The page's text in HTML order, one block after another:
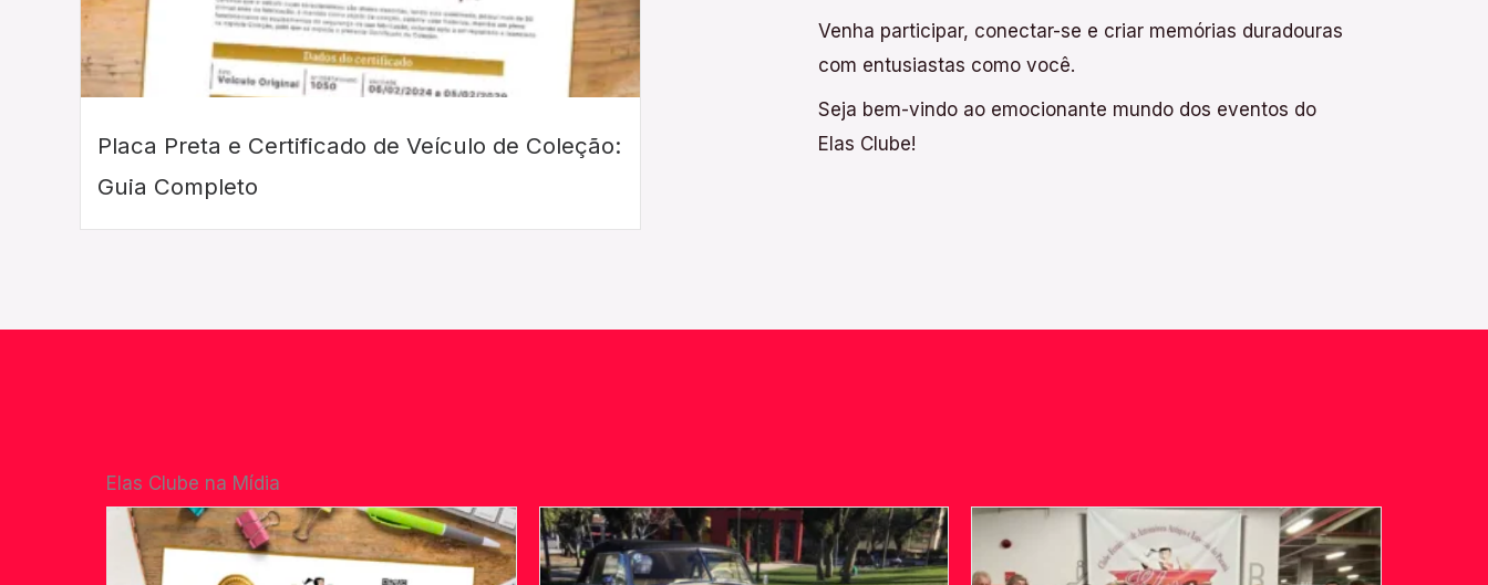
Placa Preta e Certificado de Veículo de Coleção:
Guia Completo
Venha participar, conectar-se e criar memórias duradouras
com entusiastas como você.
Seja bem-vindo ao emocionante mundo dos eventos do
Elas Clube!
Elas Clube na Mídia